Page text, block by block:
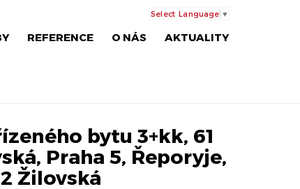
REFERENCE O NÁS AKTUALITY
Select Language ▼
bytu 3+kk, 61
Praha 5, Řeporyje,
Žilovská